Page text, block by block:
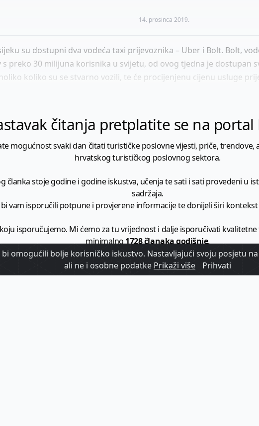
14. prosinca 2019.
su dostupni dva vodeća taxi prijevoznika – Uber i Bolt. Bolt,
s preko 30 milijuna korisnika u svijetu, od ovog tjedna je dostupan
koliko su se stvarno vozili, te će procijenjenu cijenu usluge
čitanja pretplatite se na
mogućnost svaki dan čitati turističke poslovne vijesti, priče, trendove,
hrvatskog turističkog poslovnog sektora.
članka stoje godine i godine iskustva, učenja te sati i sati provedeni u
sadržaja.
bi vam isporučili potpune i provjerene informacije te donijeli širi
isporučujemo. Mi ćemo za tu vrijednost i dalje isporučivati
minimalno1728 članaka godišnje.
HrTurizam - vaš izvor informacija iz poslovnog svijeta hrvatskog
omogućili bolje korisničko iskustvo. Nastavljajući svoju posjetu
ali ne i osobne podatke Prikaži više Prihvati